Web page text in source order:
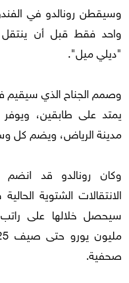
وسيقطن رونالدو في
واحد فقط قبل أن
"ديلي ميل".
وصمم الجناح الذي سيقيم
يمتد على طابقين،
مدينة الرياض، ويضم كل
وكان رونالدو قد
الانتقالات الشتوية
صحفية.